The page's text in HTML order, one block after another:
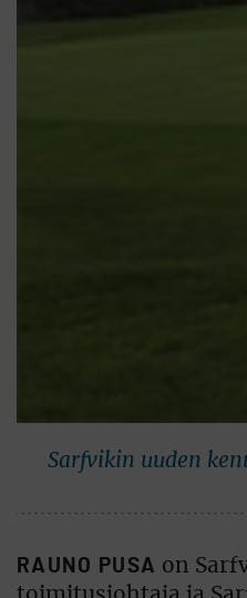
Sarfvikin uuden
RAUNO PUSA on